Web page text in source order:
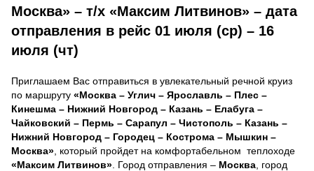
Москва» – т/х «Максим Литвинов» – дата
отправления в рейс 01 июля (ср) – 16
июля (чт)
Приглашаем Вас отправиться в увлекательный речной круиз
по маршруту «Москва – Углич – Ярославль – Плес –
Кинешма – Нижний Новгород – Казань – Елабуга –
Чайковский – Пермь – Сарапул – Чистополь – Казань –
Нижний Новгород – Городец – Кострома – Мышкин –
Москва» , который пройдет на комфортабельном теплоходе
«Максим Литвинов» . Город отправления – Москва , город